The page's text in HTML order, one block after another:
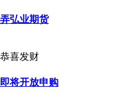
弘业期货
喜发财
将开放申购